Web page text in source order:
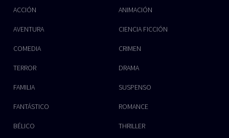
ACCIÓN ANIMACIÓN
AVENTURA CIENCIA FICCIÓN
COMEDIA CRIMEN
TERROR DRAMA
FAMILIA SUSPENSO
FANTÁSTICO ROMANCE
BÉLICO THRILLER